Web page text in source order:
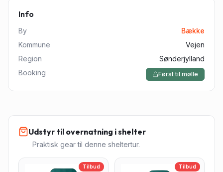
Info
By
Bække
Kommune
Vejen
Region
Sønderjylland
Booking
Først til mølle
Udstyr til overnatning i shelter
Praktisk gear til denne sheltertur.
Tilbud Tilbud